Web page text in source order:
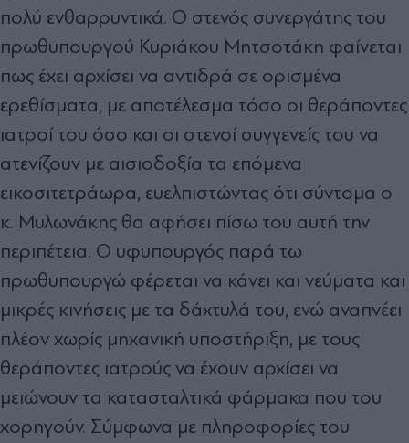
πολύ ενθαρρυντικά. Ο στενός συνεργάτης του
πρωθυπουργού Κυριάκου Μητσοτάκη φαίνεται
πως έχει αρχίσει να αντιδρά σε ορισμένα
ερεθίσματα, με αποτέλεσμα τόσο οι θεράποντες
ιατροί του όσο και οι στενοί συγγενείς του να
ατενίζουν με αισιοδοξία τα επόμενα
εικοσιτετράωρα, ευελπιστώντας ότι σύντομα ο
κ. Μυλωνάκης θα αφήσει πίσω του αυτή την
περιπέτεια. Ο υφυπουργός παρά τω
πρωθυπουργώ φέρεται να κάνει και νεύματα και
μικρές κινήσεις με τα δάχτυλά του, ενώ αναπνέει
πλέον χωρίς μηχανική υποστήριξη, με τους
θεράποντες ιατρούς να έχουν αρχίσει να
μειώνουν τα κατασταλτικά φάρμακα που του
χορηγούν. Σύμφωνα με πληροφορίες του